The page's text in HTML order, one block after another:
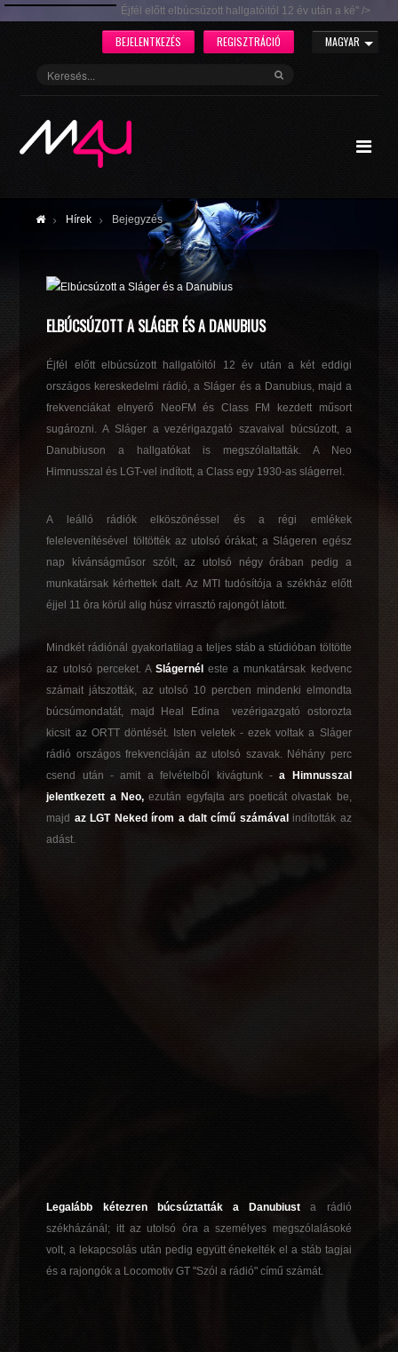
Éjfél előtt elbúcsúzott hallgatóitól 12 év után a ké" />
MAGYAR
REGISZTRÁCIÓ
BEJELENTKEZÉS
Hírek Bejegyzés
ELBÚCSÚZOTT A SLÁGER ÉS A DANUBIUS
Éjfél előtt elbúcsúzott hallgatóitól 12 év után a két eddigi
országos kereskedelmi rádió, a Sláger és a Danubius, majd a
frekvenciákat elnyerő NeoFM és Class FM kezdett műsort
sugározni. A Sláger a vezérigazgató szavaival búcsúzott, a
Danubiuson a hallgatókat is megszólaltatták. A Neo
Himnusszal és LGT-vel indított, a Class egy 1930-as slágerrel.
A leálló rádiók elköszönéssel és a régi emlékek
felelevenítésével töltötték az utolsó órákat; a Slágeren egész
nap kívánságműsor szólt, az utolsó négy órában pedig a
munkatársak kérhettek dalt. Az MTI tudósítója a székház előtt
éjjel 11 óra körül alig húsz virrasztó rajongót látott.
Mindkét rádiónál gyakorlatilag a teljes stáb a stúdióban töltötte
az utolsó perceket. A Slágernéleste a munkatársak kedvenc
számait játszották, az utolsó 10 percben mindenki elmondta
búcsúmondatát, majd Heal Edina vezérigazgató ostorozta
kicsit az ORTT döntését. Isten veletek - ezek voltak a Sláger
rádió országos frekvenciáján az utolsó szavak. Néhány perc
csend után - amit a felvételből kivágtunk -a Himnusszal
jelentkezett a Neo,ezután egyfajta ars poeticát olvastak be,
majd az LGT Neked írom a dalt című számávalindították az
adást.
Legalább kétezren búcsúztatták a Danubiusta rádió
székházánál; itt az utolsó óra a személyes megszólalásoké
volt, a lekapcsolás után pedig együtt énekelték el a stáb tagjai
és a rajongók a Locomotiv GT "Szól a rádió" című számát.